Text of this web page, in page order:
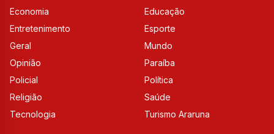
Economia
Educação
Entretenimento
Esporte
Geral
Mundo
Opinião
Paraíba
Policial
Política
Religião
Saúde
Tecnologia
Turismo Araruna